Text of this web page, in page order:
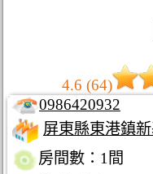
4.6 (64)
0986420932
屏東縣東港鎮
房間數：1間